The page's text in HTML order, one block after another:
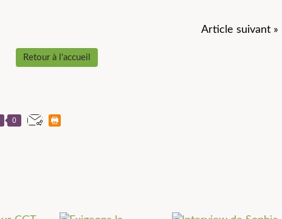
Article suivant »
Retour à l'accueil
0